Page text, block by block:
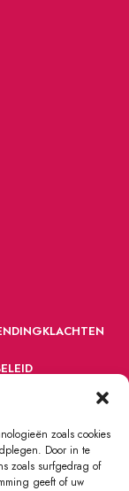
zoals cookies
Door in te
zoals surfgedrag of
geeft of uw
KLACHTEN